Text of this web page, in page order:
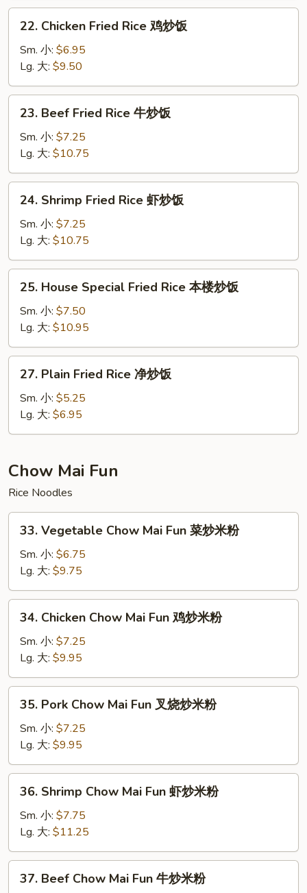
叉
Chicken
Fried
Rice
鸡
炒
22. Chicken Fried Rice 鸡炒饭
Sm. 小: $6.95
Lg. 大: $9.50
Beef
Fried
Rice
牛
炒
23. Beef Fried Rice 牛炒饭
Sm. 小: $7.25
Lg. 大: $10.75
Shrimp
Fried
Rice
虾
炒
24. Shrimp Fried Rice 虾炒饭
Sm. 小: $7.25
Lg. 大: $10.75
House
Special
Fried
Rice
本
25. House Special Fried Rice 本楼炒饭
Sm. 小: $7.50
Lg. 大: $10.95
Plain
Fried
Rice
净
饭
27. Plain Fried Rice 净炒饭
Sm. 小: $5.25
Lg. 大: $6.95
Chow Mai Fun
Rice Noodles
Vegetable
Chow
Mai
Fun
菜
33. Vegetable Chow Mai Fun 菜炒米粉
Sm. 小: $6.75
Lg. 大: $9.75
Chicken
Chow
Mai
Fun
鸡
34. Chicken Chow Mai Fun 鸡炒米粉
Sm. 小: $7.25
Lg. 大: $9.95
Pork
Chow
Mai
Fun
叉
35. Pork Chow Mai Fun 叉烧炒米粉
Sm. 小: $7.25
Lg. 大: $9.95
Shrimp
Chow
Mai
Fun
虾
36. Shrimp Chow Mai Fun 虾炒米粉
Sm. 小: $7.75
Lg. 大: $11.25
Beef
37. Beef Chow Mai Fun 牛炒米粉